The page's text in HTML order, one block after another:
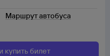
Маршрут автобуса
купить билет